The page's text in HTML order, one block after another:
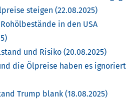
steigen (22.08.2025)
in den USA
und Risiko (20.08.2025)
die Ölpreise haben es ignoriert
Trump blank (18.08.2025)